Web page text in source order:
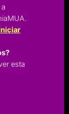
esta